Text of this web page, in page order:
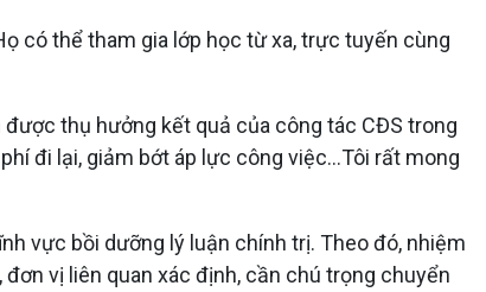
có thể tham gia lớp học từ xa, trực tuyến cùng
được thụ hưởng kết quả của công tác CĐS trong
đi lại, giảm bớt áp lực công việc...Tôi rất mong
vực bồi dưỡng lý luận chính trị. Theo đó, nhiệm
vị liên quan xác định, cần chú trọng chuyển